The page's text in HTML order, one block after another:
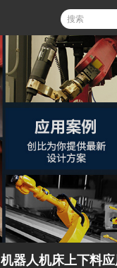
机器人机床上下料应